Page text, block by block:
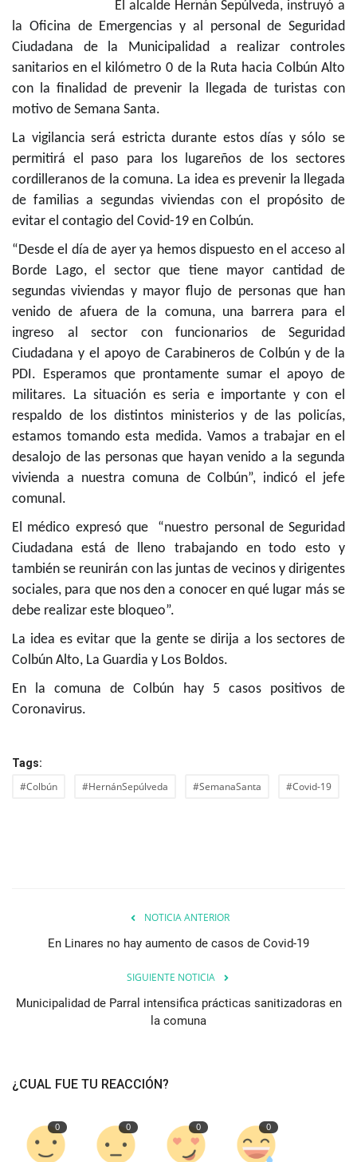
El alcalde Hernán Sepúlveda, instruyó a
la Oficina de Emergencias y al personal de Seguridad
Ciudadana de la Municipalidad a realizar controles
sanitarios en el kilómetro 0 de la Ruta hacia Colbún Alto
con la finalidad de prevenir la llegada de turistas con
motivo de Semana Santa.
La vigilancia será estricta durante estos días y sólo se
permitirá el paso para los lugareños de los sectores
cordilleranos de la comuna. La idea es prevenir la llegada
de familias a segundas viviendas con el propósito de
evitar el contagio del Covid-19 en Colbún.
“Desde el día de ayer ya hemos dispuesto en el acceso al
Borde Lago, el sector que tiene mayor cantidad de
segundas viviendas y mayor flujo de personas que han
venido de afuera de la comuna, una barrera para el
ingreso al sector con funcionarios de Seguridad
Ciudadana y el apoyo de Carabineros de Colbún y de la
PDI. Esperamos que prontamente sumar el apoyo de
militares. La situación es seria e importante y con el
respaldo de los distintos ministerios y de las policías,
estamos tomando esta medida. Vamos a trabajar en el
desalojo de las personas que hayan venido a la segunda
vivienda a nuestra comuna de Colbún”, indicó el jefe
comunal.
El médico expresó que “nuestro personal de Seguridad
Ciudadana está de lleno trabajando en todo esto y
también se reunirán con las juntas de vecinos y dirigentes
sociales, para que nos den a conocer en qué lugar más se
debe realizar este bloqueo”.
La idea es evitar que la gente se dirija a los sectores de
Colbún Alto, La Guardia y Los Boldos.
En la comuna de Colbún hay 5 casos positivos de
Coronavirus.
Tags:
#Colbún #HernánSepúlveda #SemanaSanta #Covid-19
NOTICIA ANTERIOR
En Linares no hay aumento de casos de Covid-19
SIGUIENTE NOTICIA
Municipalidad de Parral intensifica prácticas sanitizadoras en
la comuna
¿CUAL FUE TU REACCIÓN?
0 0 0 0